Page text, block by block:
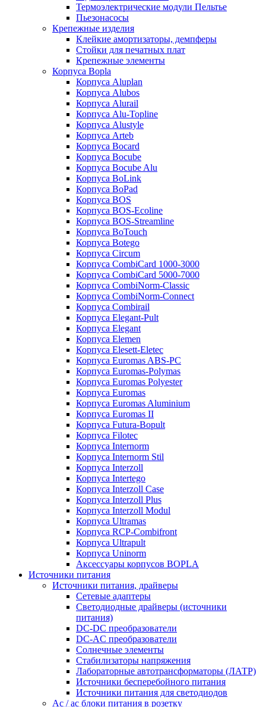
Термоэлектрические модули Пельтье
Пьезонасосы
Крепежные изделия
Клейкие амортизаторы, демпферы
Стойки для печатных плат
Крепежные элементы
Корпуса Bopla
Корпуса Aluplan
Корпуса Alubos
Корпуса Alurail
Корпуса Alu-Topline
Корпуса Alustyle
Корпуса Arteb
Корпуса Bocard
Корпуса Bocube
Корпуса Bocube Alu
Корпуса BoLink
Корпуса BoPad
Корпуса BOS
Корпуса BOS-Ecoline
Корпуса BOS-Streamline
Корпуса BoTouch
Корпуса Botego
Корпуса Circum
Корпуса CombiCard 1000-3000
Корпуса CombiCard 5000-7000
Корпуса CombiNorm-Classic
Корпуса CombiNorm-Connect
Корпуса Combirail
Корпуса Elegant-Pult
Корпуса Elegant
Корпуса Elemen
Корпуса Elesett-Eletec
Корпуса Euromas ABS-PC
Корпуса Euromas-Polymas
Корпуса Euromas Polyester
Корпуса Euromas
Корпуса Euromas Aluminium
Корпуса Euromas II
Корпуса Futura-Bopult
Корпуса Filotec
Корпуса Internorm
Корпуса Internorm Stil
Корпуса Interzoll
Корпуса Intertego
Корпуса Interzoll Case
Корпуса Interzoll Plus
Корпуса Interzoll Modul
Корпуса Ultramas
Корпуса RCP-Combifront
Корпуса Ultrapult
Корпуса Uninorm
Аксессуары корпусов BOPLA
Источники питания
Источники питания, драйверы
Сетевые адаптеры
Светодиодные драйверы (источники
питания)
DC-DC преобразователи
DC-AC преобразователи
Солнечные элементы
Стабилизаторы напряжения
Лабораторные автотрансформаторы (ЛАТР)
Источники бесперебойного питания
Источники питания для светодиодов
Ac / ac блоки питания в розетку